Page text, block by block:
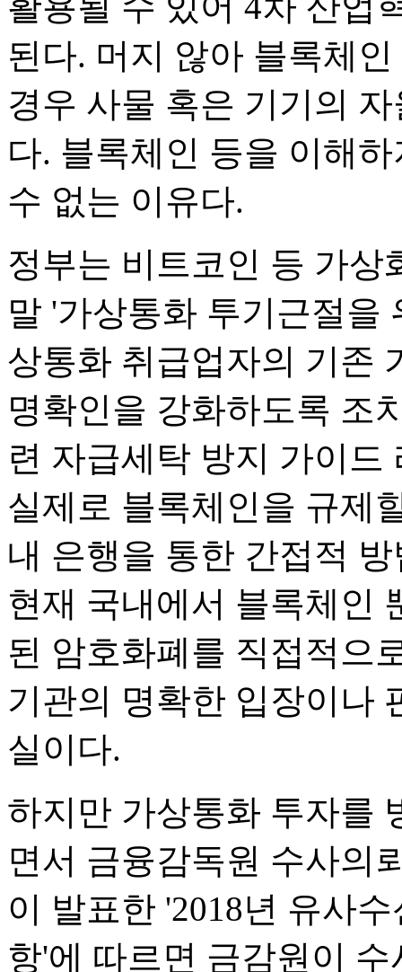
된다. 머지 않아 블록체
경우 사물 혹은 기기의
다. 블록체인 등을 이해
수 없는 이유다.
정부는 비트코인 등 가상
말 '가상통화 투기근절을
상통화 취급업자의 기존
명확인을 강화하도록 조
련 자급세탁 방지 가이드
실제로 블록체인을 규제
내 은행을 통한 간접적
현재 국내에서 블록체인
된 암호화폐를 직접적으
기관의 명확한 입장이나
실이다.
하지만 가상통화 투자를
면서 금융감독원 수사의
이 발표한 '2018년 유사
항'에 따르면 금감원이